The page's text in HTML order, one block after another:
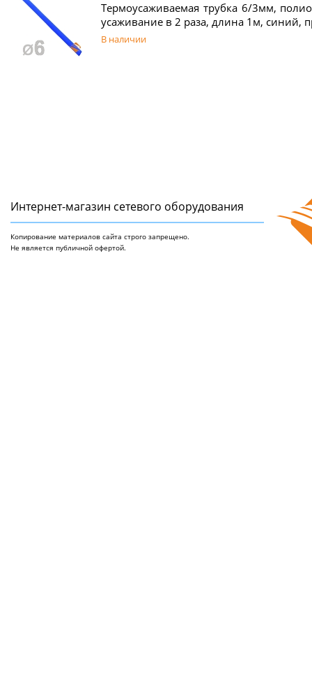
Термоусаживаемая трубка 6/3мм,
усаживание в 2 раза, длина 1м, синий,
В наличии
Интернет-магазин сетeвого оборудования
Копирование материалов сайта строго запрещено.
Не является публичной офертой.